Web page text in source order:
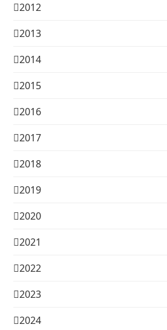
2012
2013
2014
2015
2016
2017
2018
2019
2020
2021
2022
2023
2024